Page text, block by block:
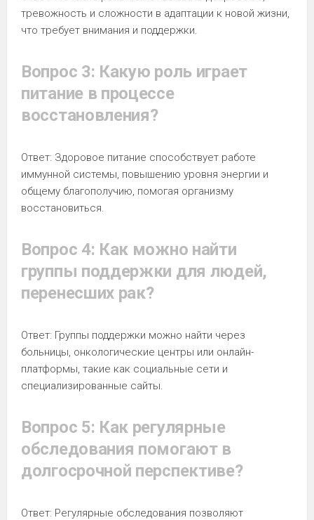
тревожность и сложности в адаптации к новой жизни,
что требует внимания и поддержки.
Вопрос 3: Какую роль играет
питание в процессе
восстановления?
Ответ: Здоровое питание способствует работе
иммунной системы, повышению уровня энергии и
общему благополучию, помогая организму
восстановиться.
Вопрос 4: Как можно найти
группы поддержки для людей,
перенесших рак?
Ответ: Группы поддержки можно найти через
больницы, онкологические центры или онлайн-
платформы, такие как социальные сети и
специализированные сайты.
Вопрос 5: Как регулярные
обследования помогают в
долгосрочной перспективе?
Ответ: Регулярные обследования позволяют